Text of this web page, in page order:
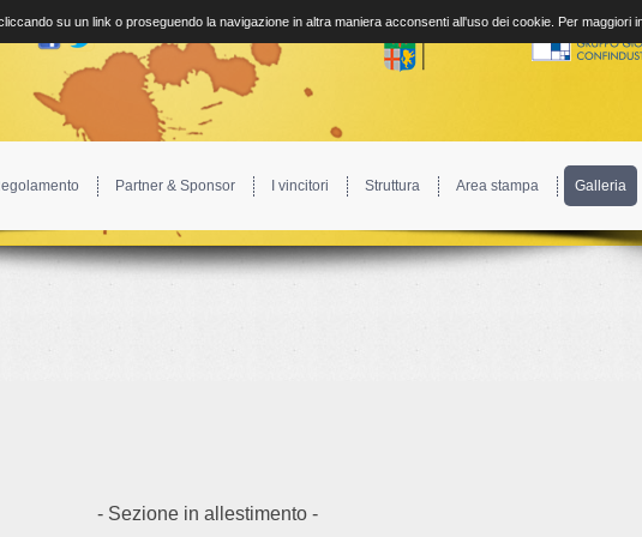
Partner & Sponsor I vincitori Struttura Area stampa Galleria
- Sezione in allestimento -
su un link o proseguendo la navigazione in altra maniera acconsenti all'uso dei cookie. Per maggiori